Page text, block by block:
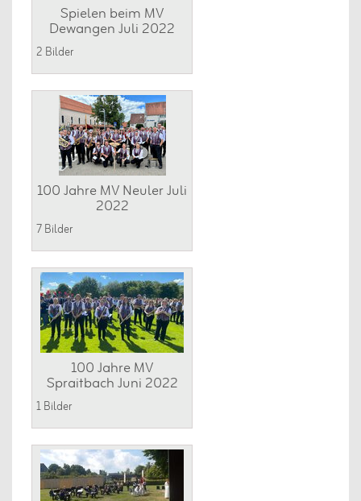
Spielen beim MV
Dewangen Juli 2022
2 Bilder
100 Jahre MV Neuler Juli
2022
7 Bilder
100 Jahre MV
Spraitbach Juni 2022
1 Bilder